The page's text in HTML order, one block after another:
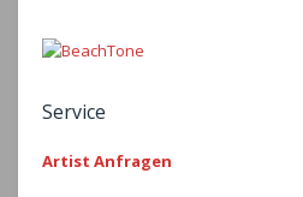
Service
Artist Anfragen